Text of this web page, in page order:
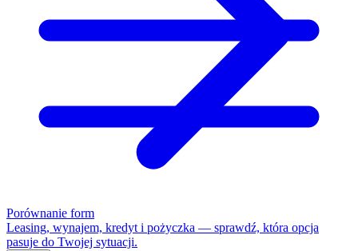
Porównanie form
Leasing, wynajem, kredyt i pożyczka — sprawdź, która opcja
pasuje do Twojej sytuacji.